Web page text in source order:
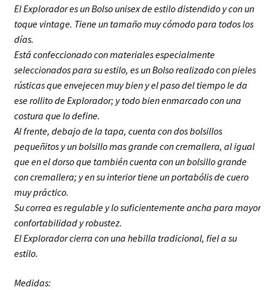
El Explorador es un Bolso unisex de estilo distendido y con un
toque vintage. Tiene un tamaño muy cómodo para todos los
días.
Está confeccionado con materiales especialmente
seleccionados para su estilo, es un Bolso realizado con pieles
rústicas que envejecen muy bien y el paso del tiempo le da
ese rollito de Explorador; y todo bien enmarcado con una
costura que lo define.
Al frente, debajo de la tapa, cuenta con dos bolsillos
pequeñitos y un bolsillo mas grande con cremallera, al igual
que en el dorso que también cuenta con un bolsillo grande
con cremallera; y en su interior tiene un portabólis de cuero
muy práctico.
Su correa es regulable y lo suficientemente ancha para mayor
confortabilidad y robustez.
El Explorador cierra con una hebilla tradicional, fiel a su
estilo.
Medidas: